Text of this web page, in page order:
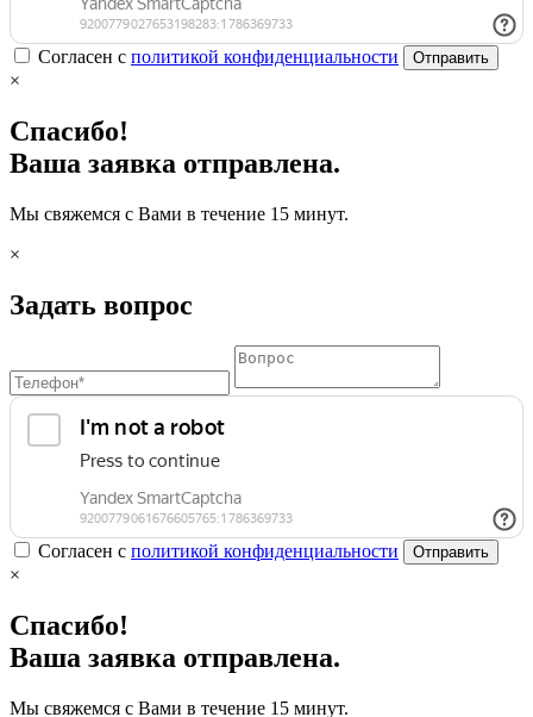
Согласен с политикой конфиденциальности Отправить
×
Спасибо!
Ваша заявка отправлена.
Мы свяжемся с Вами в течение 15 минут.
×
Задать вопрос
Согласен с политикой конфиденциальности Отправить
×
Спасибо!
Ваша заявка отправлена.
Мы свяжемся с Вами в течение 15 минут.